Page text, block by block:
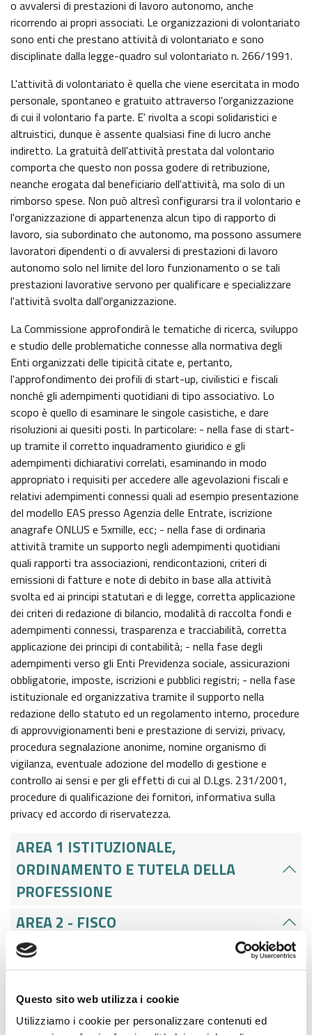
Questo sito web utilizza i cookie
Utilizziamo i cookie per personalizzare contenuti ed
o avvalersi di prestazioni di lavoro autonomo, anche
ricorrendo ai propri associati. Le organizzazioni di volontariato
sono enti che prestano attività di volontariato e sono
disciplinate dalla legge-quadro sul volontariato n. 266/1991.
L'attività di volontariato è quella che viene esercitata in modo
personale, spontaneo e gratuito attraverso l'organizzazione
di cui il volontario fa parte. E' rivolta a scopi solidaristici e
altruistici, dunque è assente qualsiasi fine di lucro anche
indiretto. La gratuità dell'attività prestata dal volontario
comporta che questo non possa godere di retribuzione,
neanche erogata dal beneficiario dell'attività, ma solo di un
rimborso spese. Non può altresì configurarsi tra il volontario e
l'organizzazione di appartenenza alcun tipo di rapporto di
lavoro, sia subordinato che autonomo, ma possono assumere
lavoratori dipendenti o di avvalersi di prestazioni di lavoro
autonomo solo nel limite del loro funzionamento o se tali
prestazioni lavorative servono per qualificare e specializzare
l'attività svolta dall'organizzazione.
La Commissione approfondirà le tematiche di ricerca, sviluppo
e studio delle problematiche connesse alla normativa degli
Enti organizzati delle tipicità citate e, pertanto,
l'approfondimento dei profili di start-up, civilistici e fiscali
nonché gli adempimenti quotidiani di tipo associativo. Lo
scopo è quello di esaminare le singole casistiche, e dare
risoluzioni ai quesiti posti. In particolare: - nella fase di start-
up tramite il corretto inquadramento giuridico e gli
adempimenti dichiarativi correlati, esaminando in modo
appropriato i requisiti per accedere alle agevolazioni fiscali e
relativi adempimenti connessi quali ad esempio presentazione
del modello EAS presso Agenzia delle Entrate, iscrizione
anagrafe ONLUS e 5xmille, ecc; - nella fase di ordinaria
attività tramite un supporto negli adempimenti quotidiani
quali rapporti tra associazioni, rendicontazioni, criteri di
emissioni di fatture e note di debito in base alla attività
svolta ed ai principi statutari e di legge, corretta applicazione
dei criteri di redazione di bilancio, modalità di raccolta fondi e
adempimenti connessi, trasparenza e tracciabilità, corretta
applicazione dei principi di contabilità; - nella fase degli
adempimenti verso gli Enti Previdenza sociale, assicurazioni
obbligatorie, imposte, iscrizioni e pubblici registri; - nella fase
istituzionale ed organizzativa tramite il supporto nella
redazione dello statuto ed un regolamento interno, procedure
di approvvigionamenti beni e prestazione di servizi, privacy,
procedura segnalazione anonime, nomine organismo di
vigilanza, eventuale adozione del modello di gestione e
controllo ai sensi e per gli effetti di cui al D.Lgs. 231/2001,
procedure di qualificazione dei fornitori, informativa sulla
privacy ed accordo di riservatezza.
AREA 1 ISTITUZIONALE,
ORDINAMENTO E TUTELA DELLA
PROFESSIONE
AREA 2 - FISCO
AREA 3 - FINANZA AZIENDALE,
MERCATI E VALUTAZIONI D'AZIENDA
AREA 4 - SOCIETARIO, GOVERNANCE E
COMPLIANCE